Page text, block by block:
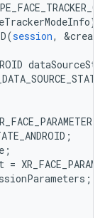
}
(session, &
;
;
=
;